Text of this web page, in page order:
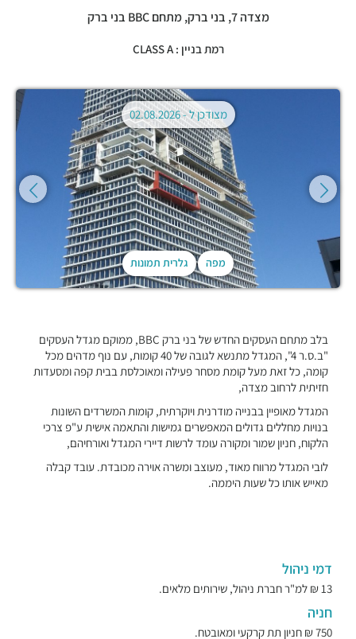
מצדה 7, בני ברק,מתחם BBC בני ברק
רמת בניין : CLASS A
מפה גלרית תמונות
מצודכן ל -02.08.2026
בלב מתחם העסקים החדש של בני ברק BBC, ממוקם מגדל העסקים
"ב.ס.ר 4", המגדל מתנשא לגובה של 40 קומות, עם נוף מדהים מכל
קומה, כל זאת מעל קומת מסחר פעילה ומאוכלסת בבית קפה ומסעדות
חזיתית לרחוב מצדה,
המגדל מאופיין בבנייה מודרנית ויוקרתית, קומות המשרדים השונות
בנויות מחללים גדולים המאפשרים גמישות והתאמה אישית ע"פ צרכי
הלקוח, חניון שמור ומקורה עומד לרשות דיירי המגדל ואורחיהם,
לובי המגדל מרווח מאוד, מעוצב ומשרה אוירה מכובדת. עובד קבלה
מאייש אותו כל שעות היממה.
דמי ניהול
13 ₪ למ"ר חברת ניהול, שירותים מלאים.
חניה
750 ₪ חניון תת קרקעי ומאובטח.